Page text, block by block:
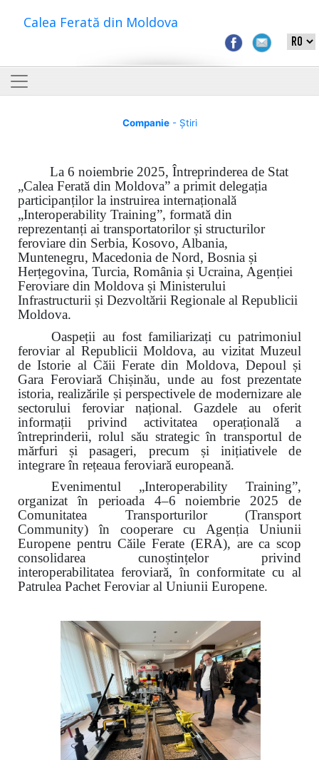
Calea Ferată din Moldova
Companie- Știri
La 6 noiembrie 2025, Întreprinderea de Stat
„Calea Ferată din Moldova” a primit delegația
participanților la instruirea internațională
„Interoperability Training”, formată din
reprezentanți ai transportatorilor și structurilor
feroviare din Serbia, Kosovo, Albania,
Muntenegru, Macedonia de Nord, Bosnia și
Herțegovina, Turcia, România și Ucraina, Agenției
Feroviare din Moldova și Ministerului
Infrastructurii și Dezvoltării Regionale al Republicii
Moldova.
Oaspeții au fost familiarizați cu patrimoniul
feroviar al Republicii Moldova, au vizitat Muzeul
de Istorie al Căii Ferate din Moldova, Depoul și
Gara Feroviară Chișinău, unde au fost prezentate
istoria, realizările și perspectivele de modernizare ale
sectorului feroviar național. Gazdele au oferit
informații privind activitatea operațională a
întreprinderii, rolul său strategic în transportul de
mărfuri și pasageri, precum și inițiativele de
integrare în rețeaua feroviară europeană.
Evenimentul „Interoperability Training”,
organizat în perioada 4–6 noiembrie 2025 de
Comunitatea Transporturilor (Transport
Community) în cooperare cu Agenția Uniunii
Europene pentru Căile Ferate (ERA), are ca scop
consolidarea cunoștințelor privind
interoperabilitatea feroviară, în conformitate cu al
Patrulea Pachet Feroviar al Uniunii Europene.